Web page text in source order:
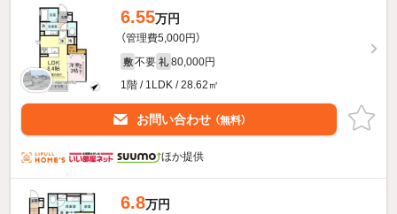
6.55万円
（管理費5,000円）
敷 不要 礼 80,000円
1階 / 1LDK / 28.62㎡
お問い合わせ （無料）
ほか提供
6.8万円